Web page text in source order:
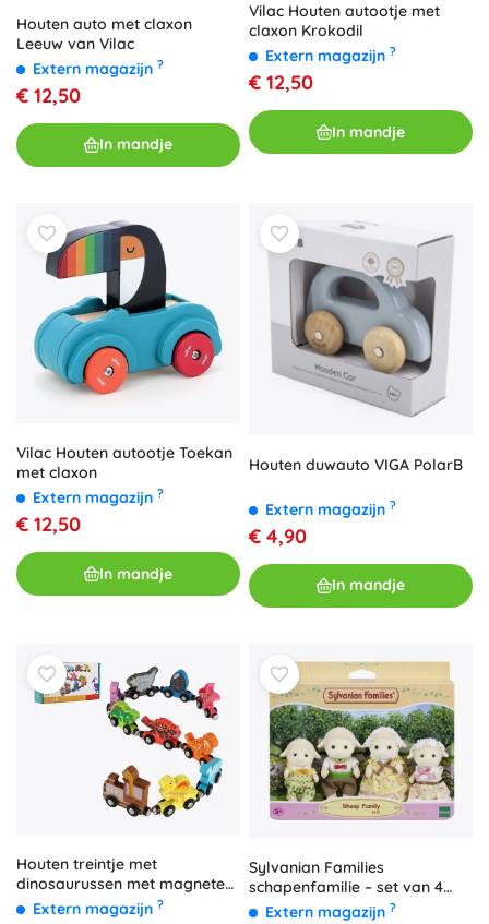
Houten auto met claxon
Leeuw van Vilac
Extern magazijn ?
€ 12,50
In mandje
Vilac Houten autootje met
claxon Krokodil
Extern magazijn ?
€ 12,50
In mandje
Vilac Houten autootje Toekan
met claxon
Extern magazijn ?
€ 12,50
In mandje
Houten duwauto VIGA PolarB
Extern magazijn ?
€ 4,90
In mandje
Houten treintje met
dinosaurussen met magneten,
10 stuks
Extern magazijn ?
Sylvanian Families
schapenfamilie – set van 4
figuren
Extern magazijn ?